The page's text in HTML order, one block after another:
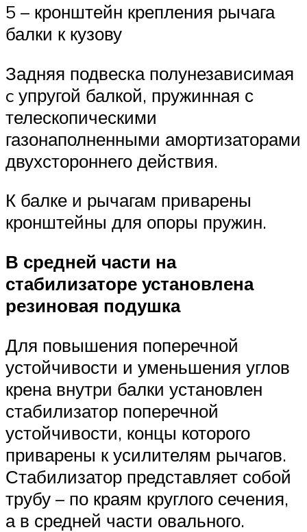
5 – кронштейн крепления рычага
балки к кузову
Задняя подвеска полунезависимая
c упругой балкой, пружинная с
телескопическими
газонаполненными амортизаторами
двухстороннего действия.
К балке и рычагам приварены
кронштейны для опоры пружин.
В средней части на
стабилизаторе установлена
резиновая подушка
Для повышения поперечной
устойчивости и уменьшения углов
крена внутри балки установлен
стабилизатор поперечной
устойчивости, концы которого
приварены к усилителям рычагов.
Стабилизатор представляет собой
трубу – по краям круглого сечения,
а в средней части овального.